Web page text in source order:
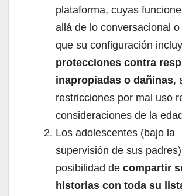
plataforma, cuyas
allá de lo conversacional
que su configuración
protecciones contra
inapropiadas o dañinas,
restricciones por mal uso
consideraciones de la
Los adolescentes (bajo la
supervisión de sus
posibilidad de compartir
historias con toda su